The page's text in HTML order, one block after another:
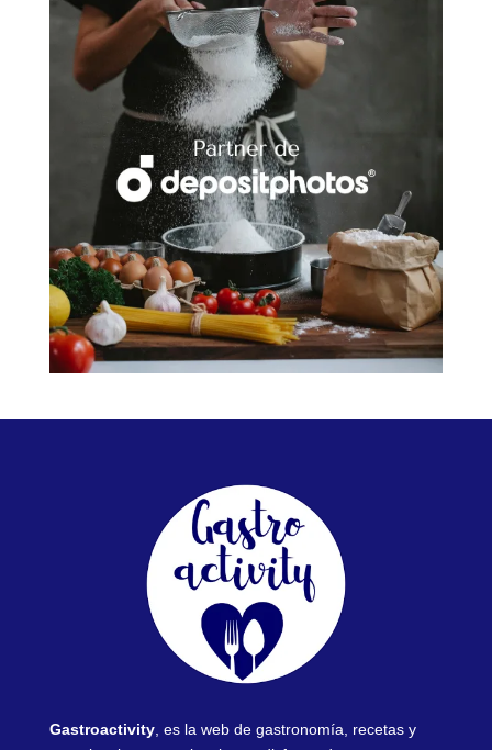
Gastroactivity, es la web de gastronomía, recetas y